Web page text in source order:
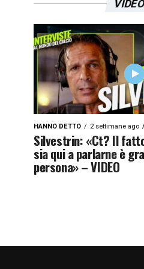
HANNO DETTO 2 settimane ago
Silvestrin: «Ct? Il
sia qui a parlarne è
persona» – VIDEO